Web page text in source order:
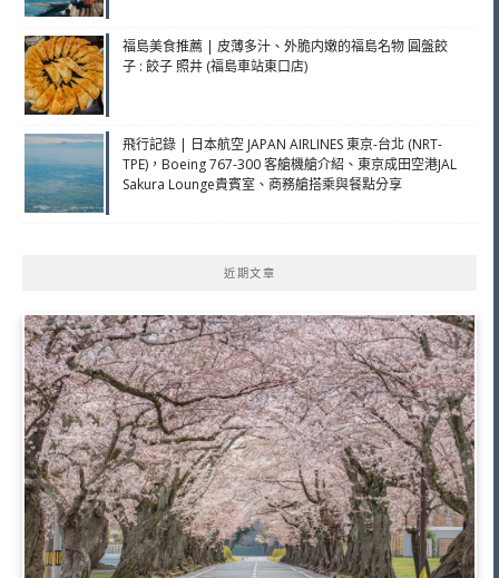
福島美食推薦 | 皮薄多汁、外脆内嫩的福島名物 圓盤餃
子 : 餃子 照井 (福島車站東口店)
飛行記錄 | 日本航空 JAPAN AIRLINES 東京-台北 (NRT-
TPE)，Boeing 767-300 客艙機艙介紹、東京成田空港JAL
Sakura Lounge貴賓室、商務艙搭乘與餐點分享
近期文章